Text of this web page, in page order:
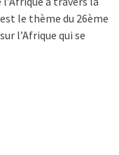
le thème du 26ème
l’Afrique qui se